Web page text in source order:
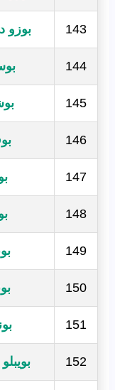
143 بوزو
144
145
146
147
148
149
150
151
152 بويبلو